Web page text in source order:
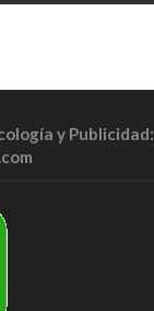
y Publicidad: